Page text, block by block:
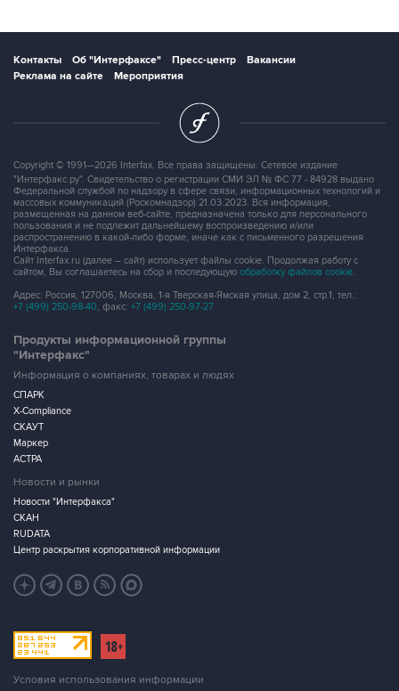
Контакты Об "Интерфаксе" Пресс-центр
Вакансии
Реклама на сайте
Мероприятия
Copyright © 1991—2026 Interfax. Все права защищены. Сетевое издание
"Интерфакс.ру". Свидетельство о регистрации СМИ ЭЛ № ФС 77 - 84928 выдано
Федеральной службой по надзору в сфере связи, информационных технологий и
массовых коммуникаций (Роскомнадзор) 21.03.2023. Вся информация,
размещенная на данном веб-сайте, предназначена только для персонального
пользования и не подлежит дальнейшему воспроизведению и/или
распространению в какой-либо форме, иначе как с письменного разрешения
Интерфакса.
Сайт Interfax.ru (далее – сайт) использует файлы cookie. Продолжая работу с
сайтом, Вы соглашаетесь на сбор и последующую обработку файлов cookie.
Адрес: Россия, 127006, Москва, 1-я Тверская-Ямская улица, дом 2, стр.1, тел.:
+7 (499) 250-98-40, факс: +7 (499) 250-97-27
Продукты информационной группы
"Интерфакс"
Информация о компаниях, товарах и людях
СПАРК
X-Compliance
СКАУТ
Маркер
АСТРА
Новости и рынки
Новости "Интерфакса"
СКАН
RUDATA
Центр раскрытия корпоративной информации
Условия использования информации